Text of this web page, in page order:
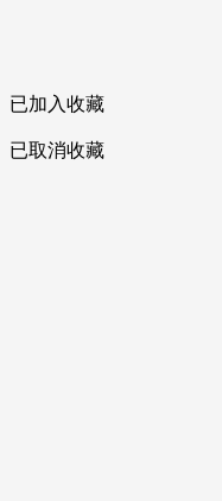
已加入收藏
已取消收藏